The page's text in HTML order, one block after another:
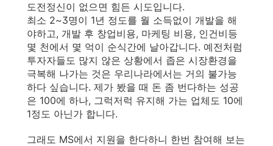
도전정신이 없으면 힘든 시도입니다.
최소 2~3명이 1년 정도를 월 소득없이 개발을 해
야하고, 개발 후 창업비용, 마케팅 비용, 인건비등
몇 천에서 몇 억이 순식간에 날아갑니다. 예전처럼
투자자들도 많지 않은 상황에서 좁은 시장환경을
극복해 나가는 것은 우리나라에서는 거의 불가능
하다 싶습니다. 제가 봤을 때 돈 좀 번다하는 성공
은 100에 하나, 그럭저럭 유지해 가는 업체도 10에
1정도 아닌가 합니다.
그래도 MS에서 지원을 한다하니 한번 참여해 보는